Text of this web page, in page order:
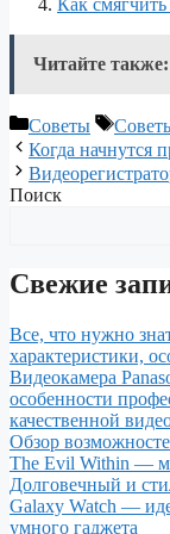
Читайте также:
Рубрики
Советы Метки
Когда начнутся
Поиск
Свежие
Все, что нужно
характеристики,
Видеокамера
особенности
качественной
Обзор
The Evil Within —
Долговечный и
Galaxy Watch —
умного гаджета